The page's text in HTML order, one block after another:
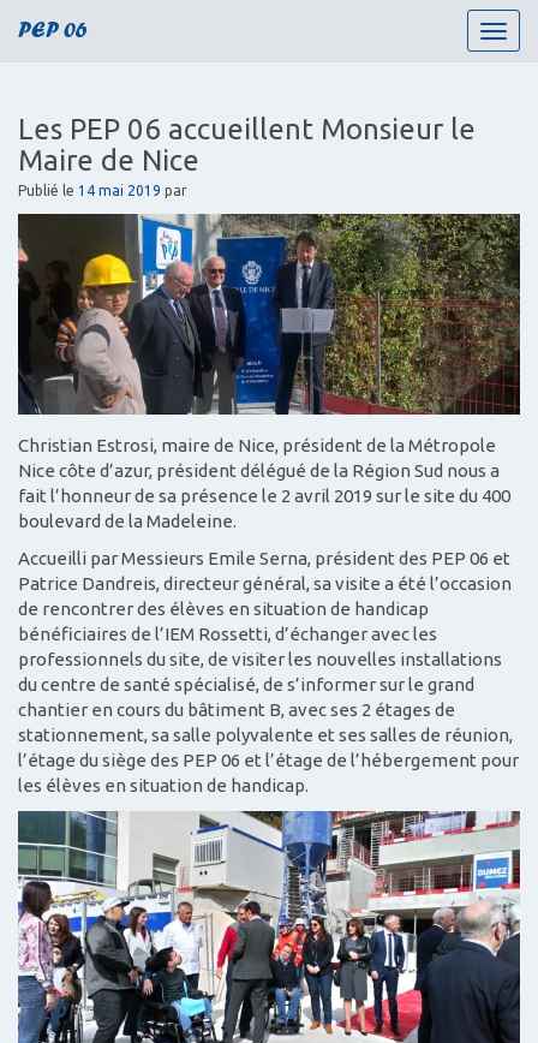
T
o
a
v
i
g
a
t
i
o
n
PEP 06
Les PEP 06 accueillent Monsieur le
Maire de Nice
Publié le 14 mai 2019 par
Christian Estrosi, maire de Nice, président de la Métropole
Nice côte d’azur, président délégué de la Région Sud nous a
fait l’honneur de sa présence le 2 avril 2019 sur le site du 400
boulevard de la Madeleine.
Accueilli par Messieurs Emile Serna, président des PEP 06 et
Patrice Dandreis, directeur général, sa visite a été l’occasion
de rencontrer des élèves en situation de handicap
bénéficiaires de l’IEM Rossetti, d’échanger avec les
professionnels du site, de visiter les nouvelles installations
du centre de santé spécialisé, de s’informer sur le grand
chantier en cours du bâtiment B, avec ses 2 étages de
stationnement, sa salle polyvalente et ses salles de réunion,
l’étage du siège des PEP 06 et l’étage de l’hébergement pour
les élèves en situation de handicap.